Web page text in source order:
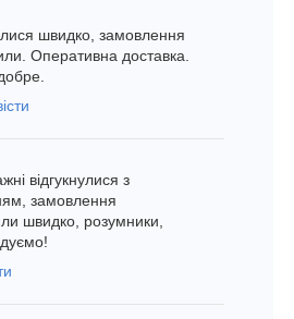
швидко, замовлення
Оперативна доставка.
відгукнулися з
замовлення
швидко, розумники,